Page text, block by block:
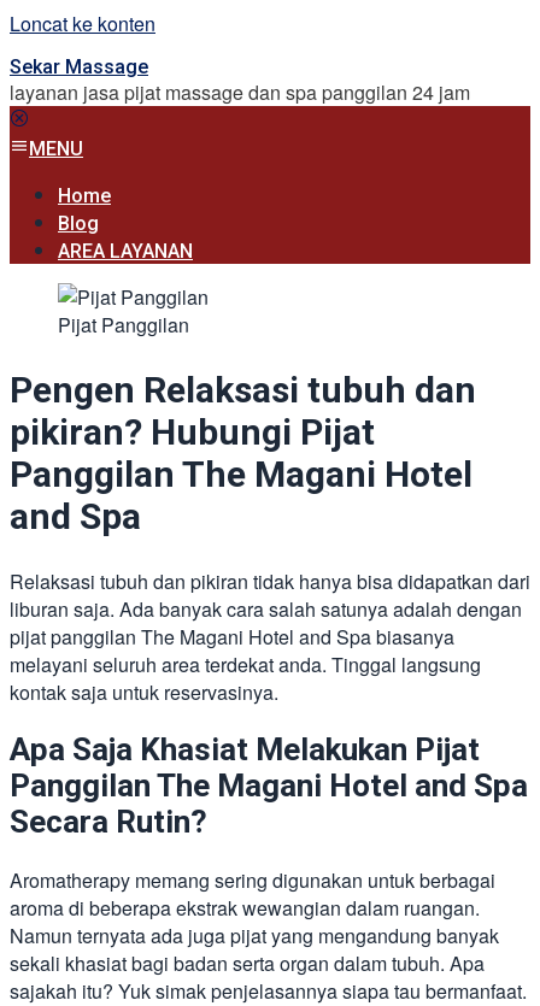
Loncat ke konten
Sekar Massage
layanan jasa pijat massage dan spa panggilan 24 jam
MENU
Home
Blog
AREA LAYANAN
Pijat Panggilan
Pengen Relaksasi tubuh dan
pikiran? Hubungi Pijat
Panggilan The Magani Hotel
and Spa
Relaksasi tubuh dan pikiran tidak hanya bisa didapatkan dari
liburan saja. Ada banyak cara salah satunya adalah dengan
pijat panggilan The Magani Hotel and Spa biasanya
melayani seluruh area terdekat anda. Tinggal langsung
kontak saja untuk reservasinya.
Apa Saja Khasiat Melakukan Pijat
Panggilan The Magani Hotel and Spa
Secara Rutin?
Aromatherapy memang sering digunakan untuk berbagai
aroma di beberapa ekstrak wewangian dalam ruangan.
Namun ternyata ada juga pijat yang mengandung banyak
sekali khasiat bagi badan serta organ dalam tubuh. Apa
sajakah itu? Yuk simak penjelasannya siapa tau bermanfaat.